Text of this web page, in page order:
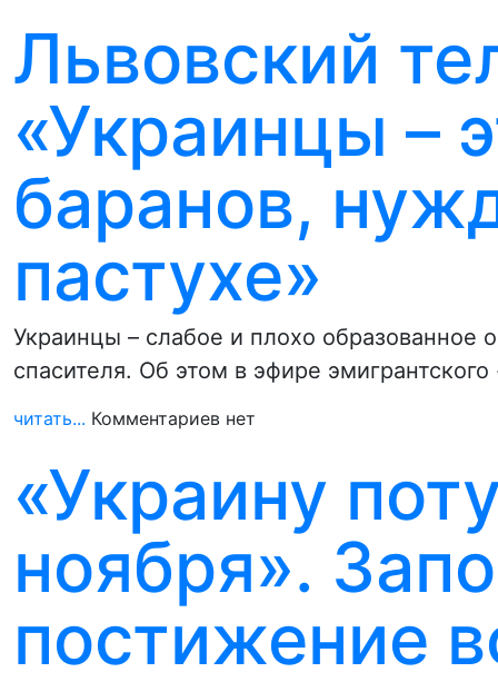
Львовский
«Украинцы –
баранов,
пастухе»
Украинцы – слабое и плохо
спасителя. Об этом в эфире
читать... Комментариев нет
«Украину
ноября».
постижение